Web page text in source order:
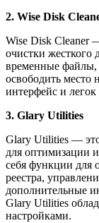
2. Wise Disk
Wise Disk Cleaner
очистки жесткого
временные файлы,
освободить место
интерфейс и
3. Glary Utilities
Glary Utilities —
для оптимизации
себя функции для
реестра,
дополнительные
Glary Utilities
настройками.